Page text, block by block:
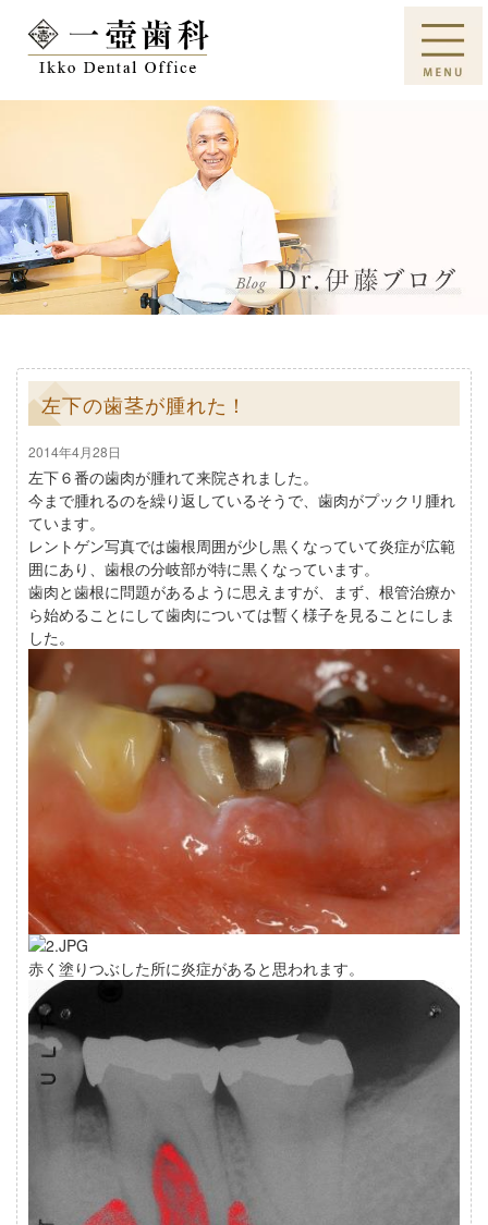
左下の歯茎が腫れた！
2014年4月28日
左下６番の歯肉が腫れて来院されました。
今まで腫れるのを繰り返しているそうで、歯肉がプックリ腫れ
ています。
レントゲン写真では歯根周囲が少し黒くなっていて炎症が広範
囲にあり、歯根の分岐部が特に黒くなっています。
歯肉と歯根に問題があるように思えますが、まず、根管治療か
ら始めることにして歯肉については暫く様子を見ることにしま
した。
赤く塗りつぶした所に炎症があると思われます。